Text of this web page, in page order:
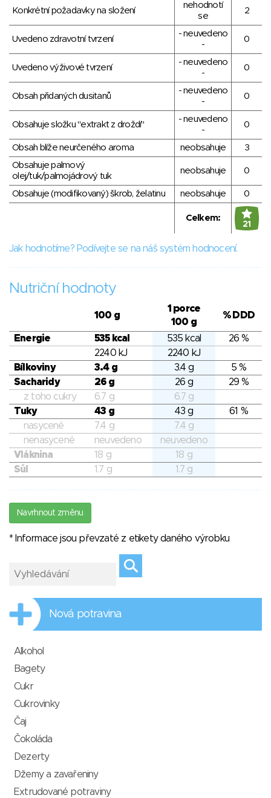
Konkrétní požadavky na složení
nehodnotí
se
2
Uvedeno zdravotní tvrzení
- neuvedeno
-
0
Uvedeno výživové tvrzení
- neuvedeno
-
0
Obsah přidaných dusitanů
- neuvedeno
-
0
Obsahuje složku "extrakt z droždí"
- neuvedeno
-
0
Obsah blíže neurčeného aroma neobsahuje
3
Obsahuje palmový
olej/tuk/palmojádrový tuk
neobsahuje 0
Obsahuje (modifikovaný) škrob, želatinu neobsahuje 0
Celkem:
21
Jak hodnotíme? Podívejte se na náš systém hodnocení.
Nutriční hodnoty
100 g
1 porce
100 g
% DDD
Energie 535 kcal 535 kcal
26 %
2240 kJ
2240 kJ
Bílkoviny
3.4 g 3.4 g
5 %
Sacharidy
26 g 26 g
29 %
z toho cukry
6.7 g
6.7 g
Tuky
43 g 43 g
61 %
nasycené
7.4 g
7.4 g
nenasycené
neuvedeno
neuvedeno
Vláknina
18 g
18 g
Sůl
1.7 g 1.7 g
Navrhnout změnu
* Informace jsou převzaté z etikety daného výrobku
Nová potravina
Alkohol
Bagety
Cukr
Cukrovinky
Čaj
Čokoláda
Dezerty
Džemy a zavařeniny
Extrudované potraviny